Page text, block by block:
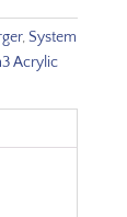
, System
Acrylic